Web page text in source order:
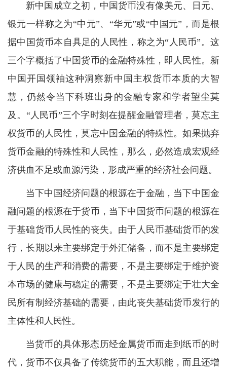
新中国成立之初，中国货币没有像美元、日元、
银元一样称之为“中元”、“华元”或“中国元”，而是根
据中国货币本自具足的人民性，称之为“人民币”。这
三个字概括了中国货币的金融特殊性，即人民性。新
中国开国领袖这种洞察新中国主权货币本质的大智
慧，仍然令当下科班出身的金融专家和学者望尘莫
及。“人民币”三个字时刻在提醒金融管理者，莫忘主
权货币的人民性，莫忘中国金融的特殊性。如果抛弃
货币金融的特殊性和人民性，那么，必然造成宏观经
济供血不足或血源污染，形成严重的经济社会问题。
当下中国经济问题的根源在于金融，当下中国金
融问题的根源在于货币，当下中国货币问题的根源在
于基础货币人民性的丧失。由于人民币基础货币的发
行，长期以来主要绑定于外汇储备，而不是主要绑定
于人民的生产和消费的需要，不是主要绑定于维护资
本市场的健康与稳定的需要，不是主要绑定于壮大全
民所有制经济基础的需要，由此丧失基础货币发行的
主体性和人民性。
当货币的具体形态历经金属货币而走到纸币的时
代，货币不仅具备了传统货币的五大职能，而且还增